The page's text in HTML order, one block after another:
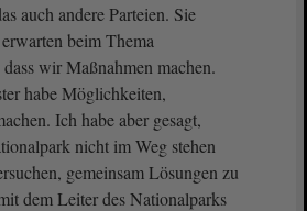
auch andere Parteien. Sie
beim Thema
wir Maßnahmen machen.
habe Möglichkeiten,
Ich habe aber gesagt,
nicht im Weg stehen
gemeinsam Lösungen zu
dem Leiter des Nationalparks